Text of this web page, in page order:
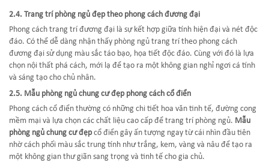
2.4. Trang trí phòng ngủ đẹp theo phong cách đương đại
Phong cách trang trí đương đại là sự kết hợp giữa tính hiện đại và nét độc
đáo. Có thể dễ dàng nhận thấy phòng ngủ trang trí theo phong cách
đương đại sử dụng màu sắc táo bạo, họa tiết độc đáo. Cùng với đó là lựa
chọn nội thất phá cách, mới lạ để tạo ra một không gian nghỉ ngơi cá tính
và sáng tạo cho chủ nhân.
2.5. Mẫu phòng ngủ chung cư đẹp phong cách cổ điển
Phong cách cổ điển thường có những chi tiết hoa văn tinh tế, đường cong
mềm mại và lựa chọn các chất liệu cao cấp để trang trí phòng ngủ. Mẫu
phòng ngủ chung cư đẹpcổ điển gây ấn tượng ngay từ cái nhìn đầu tiên
nhờ cách phối màu sắc trung tính như trắng, kem, vàng và nâu để tạo ra
một không gian thư giãn sang trọng và tinh tế cho gia chủ.